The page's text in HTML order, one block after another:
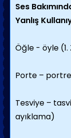
Ses
Yanlış
Öğle - öyle (1.
Porte – portre
Tesviye –
ayıklama)